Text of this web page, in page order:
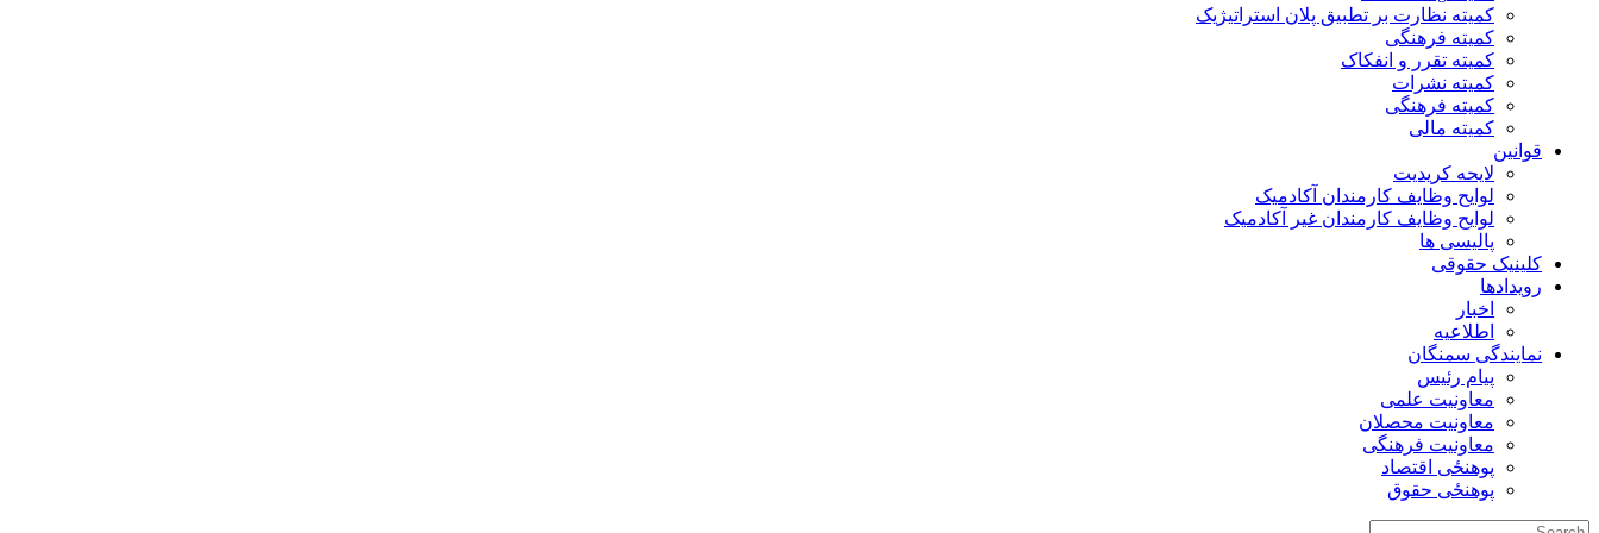
کمیته نظارت بر تطبیق پلان استراتیژیک
کمیته فرهنگی
کمیته تقرر و انفکاک
کمیته نشرات
کمیته فرهنگی
کمیته مالی
قوانین
لایحه کریدیت
لوایح وظایف کارمندان آکادمیک
لوایح وظایف کارمندان غیر آکادمیک
پالیسی ها
کلینیک حقوقی
رویدادها
اخبار
اطلاعیه
نمایندگی سمنگان
پیام رئیس
معاونیت علمی
معاونیت محصلان
معاونیت فرهنگی
پوهنځی اقتصاد
پوهنځی حقوق